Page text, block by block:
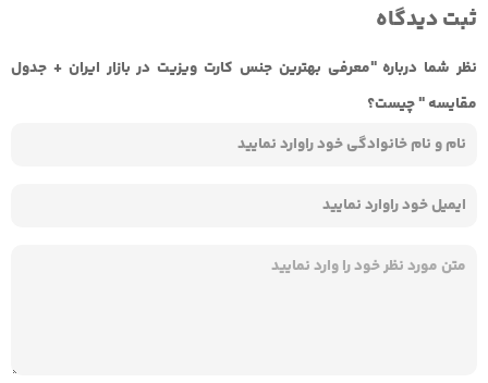
ثبت دیدگاه
نظر شما درباره "معرفی بهترین جنس‌ کارت ویزیت در بازار ایران + جدول
مقایسه " چیست؟